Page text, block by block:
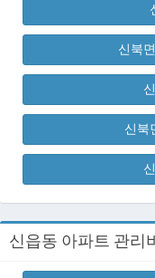
신북
신북
신읍동 아파트 관리